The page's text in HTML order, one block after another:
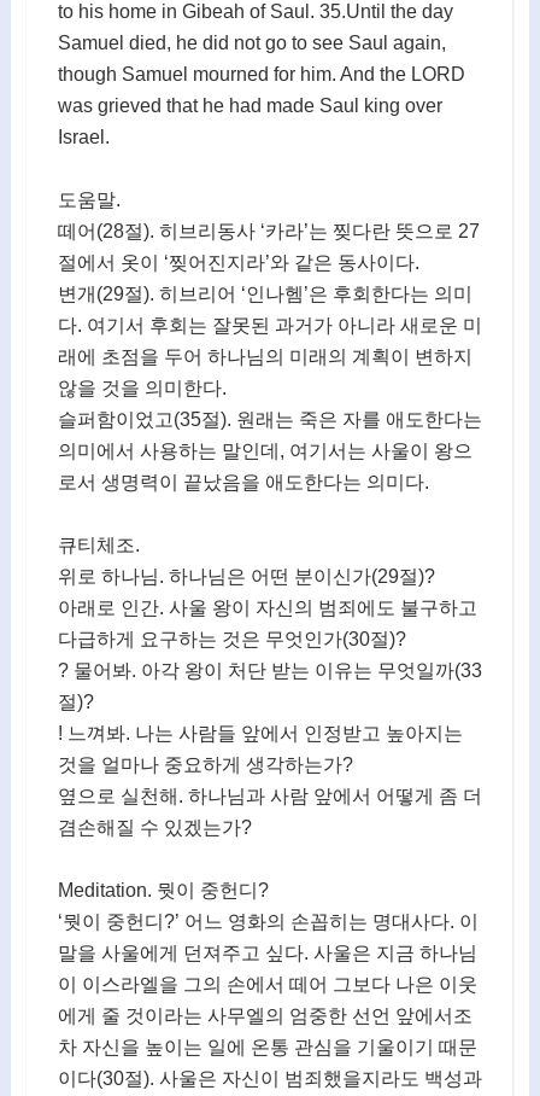
to his home in Gibeah of Saul. 35.Until the day
Samuel died, he did not go to see Saul again,
though Samuel mourned for him. And the LORD
was grieved that he had made Saul king over
Israel.
도움말.
떼어(28절). 히브리동사 ‘카라’는 찢다란 뜻으로 27
절에서 옷이 ‘찢어진지라’와 같은 동사이다.
변개(29절). 히브리어 ‘인나헴’은 후회한다는 의미
다. 여기서 후회는 잘못된 과거가 아니라 새로운 미
래에 초점을 두어 하나님의 미래의 계획이 변하지
않을 것을 의미한다.
슬퍼함이었고(35절). 원래는 죽은 자를 애도한다는
의미에서 사용하는 말인데, 여기서는 사울이 왕으
로서 생명력이 끝났음을 애도한다는 의미다.
큐티체조.
위로 하나님. 하나님은 어떤 분이신가(29절)?
아래로 인간. 사울 왕이 자신의 범죄에도 불구하고
다급하게 요구하는 것은 무엇인가(30절)?
? 물어봐. 아각 왕이 처단 받는 이유는 무엇일까(33
절)?
! 느껴봐. 나는 사람들 앞에서 인정받고 높아지는
것을 얼마나 중요하게 생각하는가?
옆으로 실천해. 하나님과 사람 앞에서 어떻게 좀 더
겸손해질 수 있겠는가?
Meditation. 뭣이 중헌디?
‘뭣이 중헌디?’ 어느 영화의 손꼽히는 명대사다. 이
말을 사울에게 던져주고 싶다. 사울은 지금 하나님
이 이스라엘을 그의 손에서 떼어 그보다 나은 이웃
에게 줄 것이라는 사무엘의 엄중한 선언 앞에서조
차 자신을 높이는 일에 온통 관심을 기울이기 때문
이다(30절). 사울은 자신이 범죄했을지라도 백성과